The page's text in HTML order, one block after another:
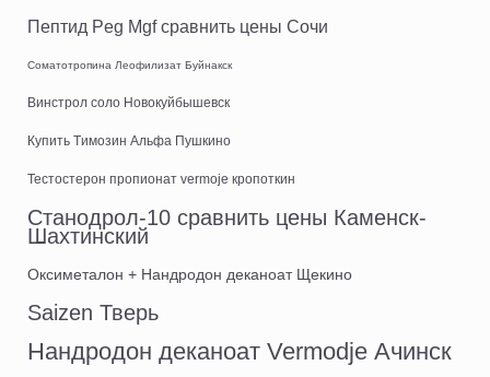
Пептид Peg Mgf сравнить цены Сочи
Соматотропина Леофилизат Буйнакск
Винстрол соло Новокуйбышевск
Купить Tимозин Альфа Пушкино
Тестостерон пропионат vermoje кропоткин
Станодрол-10 сравнить цены Каменск-
Шахтинский
Оксиметалон + Нандродон деканоат Щекино
Saizen Тверь
Нандродон деканоат Vermodje Ачинск